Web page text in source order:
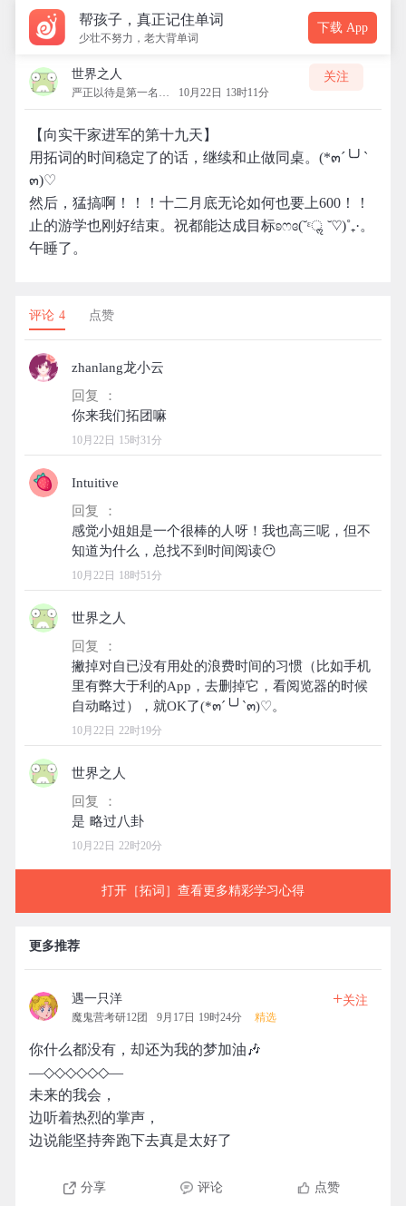
帮孩子，真正记住单词
少壮不努力，老大背单词
下载 App
世界之人
严正以待是第一名的拓团 10月22日 13时11分
关注
【向实干家进军的第十九天】
用拓词的时间稳定了的话，继续和止做同桌。(*๓´╰╯`
๓)♡
然后，猛搞啊！！！十二月底无论如何也要上600！！
止的游学也刚好结束。祝都能达成目标ʚෆɞ(˘ᵋॢ ˘♡)˚₊·。
午睡了。
评论 4 点赞
zhanlang龙小云
回复 ：
10月22日 15时31分
Intuitive
回复 ：
感觉小姐姐是一个很棒的人呀！我也高三呢，但不
10月22日 18时51分
世界之人
回复 ：
撇掉对自已没有用处的浪费时间的习惯（比如手机
里有弊大于利的App，去删掉它，看阅览器的时候
10月22日 22时19分
世界之人
回复 ：
10月22日 22时20分
打开［拓词］查看更多精彩学习心得
更多推荐
遇一只洋
魔鬼营考研12团 9月17日 19时24分 精选
+关注
你什么都没有，却还为我的梦加油🎶
—◇◇◇◇◇◇—
未来的我会，
边听着热烈的掌声，
边说能坚持奔跑下去真是太好了
分享 评论 点赞